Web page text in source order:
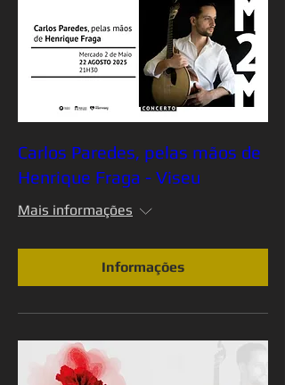
Carlos Paredes, pelas mãos de
Henrique Fraga - Viseu
Mais informações
Informações